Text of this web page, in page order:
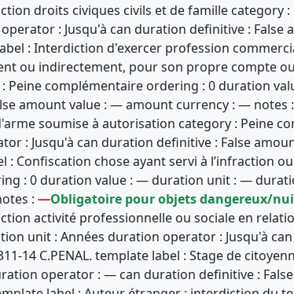
droits civiques civils et de famille
: Jusqu'à can duration definitive :
: Interdiction d'exercer profession
ou indirectement, pour son propre compte
Peine complémentaire ordering : 0 duration
amount value : — amount currency : — notes
soumise à autorisation category : Peine
: Jusqu'à can duration definitive : False
: Confiscation chose ayant servi à l’infraction
: 0 duration value : — duration unit : —
: —Obligatoire pour objets dangereux/
activité professionnelle ou sociale en
unit : Années duration operator : Jusqu'à
14 C.PENAL. template label : Stage de
operator : — can duration definitive :